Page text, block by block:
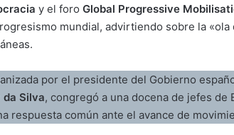
y el foro Global Progressive
mundial, advirtiendo sobre la
por el presidente del Gobierno
da Silva, congregó a una docena de jefes
respuesta común ante el avance de